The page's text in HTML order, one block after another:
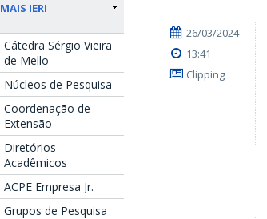
MAIS IERI
Cátedra Sérgio Vieira
de Mello
Núcleos de Pesquisa
Coordenação de
Extensão
Diretórios
Acadêmicos
ACPE Empresa Jr.
Grupos de Pesquisa
26/03/2024
13:41
Clipping